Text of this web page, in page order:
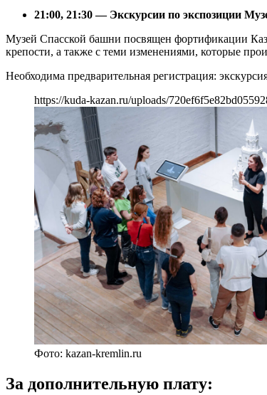
21:00, 21:30 — Экскурсии по экспозиции
Музей Спасской башни посвящен фортификации
крепости, а также с теми изменениями, которые
Необходима предварительная регистрация:
https://kuda-kazan.ru/uploads/
Фото: kazan-kremlin.ru
За дополнительную плату: